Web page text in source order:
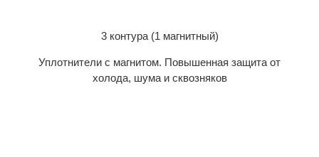
3 контура (1 магнитный)
Уплотнители с магнитом. Повышенная защита от
холода, шума и сквозняков